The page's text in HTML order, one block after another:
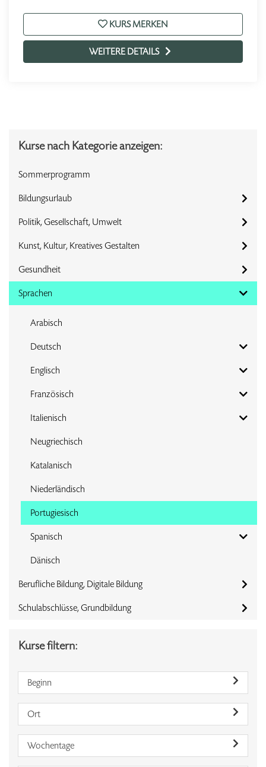
KURS MERKEN
WEITERE DETAILS
Kurse nach Kategorie anzeigen:
Sommerprogramm
Bildungsurlaub
Politik, Gesellschaft, Umwelt
Kunst, Kultur, Kreatives Gestalten
Gesundheit
Sprachen
Arabisch
Deutsch
Englisch
Französisch
Italienisch
Neugriechisch
Katalanisch
Niederländisch
Portugiesisch
Spanisch
Dänisch
Berufliche Bildung, Digitale Bildung
Schulabschlüsse, Grundbildung
Kurse filtern:
Beginn
Ort
Wochentage